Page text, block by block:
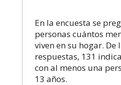
En la encuesta se
personas cuántos
viven en su hogar. De
respuestas, 131
con al menos una
13 años.